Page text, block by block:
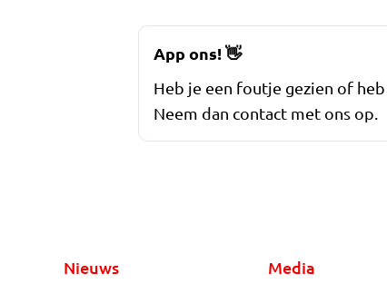
App ons!👋
Heb je een foutje gezien of
Neem dan contact met ons op.
Nieuws Media